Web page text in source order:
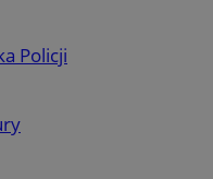
Policji